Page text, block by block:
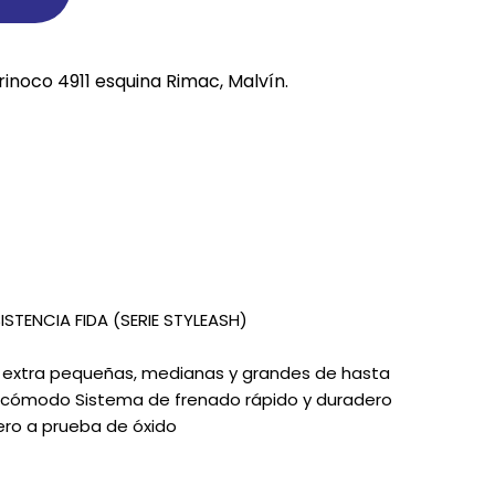
DOGS
4911 esquina Rimac, Malvín.
FIDA (SERIE STYLEASH)
pequeñas, medianas y grandes de hasta
Sistema de frenado rápido y duradero
a prueba de óxido